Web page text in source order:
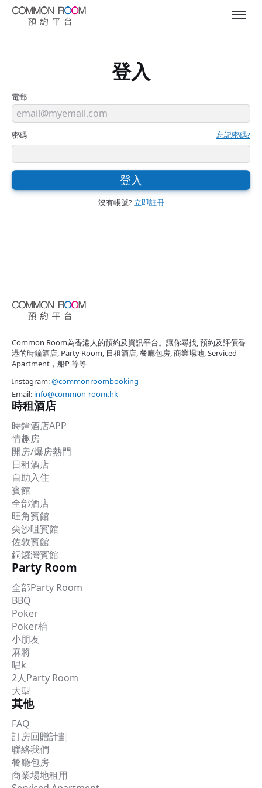
登入
電郵
密碼 忘記密碼?
登入
沒有帳號? 立即註冊
Common Room為香港人的預約及資訊平台。讓你尋找, 預約及評價香
港的時鐘酒店, Party Room, 日租酒店, 餐廳包房, 商業場地, Serviced
Apartment，船P 等等
Instagram:@commonroombooking
Email: info@common-room.hk
時租酒店
時鐘酒店APP
情趣房
開房/爆房熱門
日租酒店
自助入住
賓館
全部酒店
旺角賓館
尖沙咀賓館
佐敦賓館
銅鑼灣賓館
Party Room
全部Party Room
BBQ
Poker
Poker枱
小朋友
麻將
唱k
2人Party Room
大型
其他
FAQ
訂房回贈計劃
聯絡我們
餐廳包房
商業場地租用